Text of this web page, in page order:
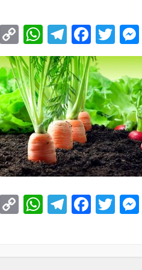
Copy
Link
WhatsApp
CopyWhatsApp